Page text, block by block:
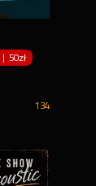
| 50zł
134